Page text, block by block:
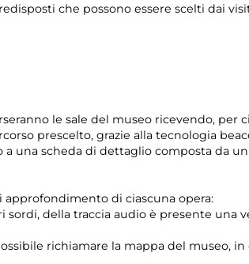
che possono essere scelti dai
le sale del museo ricevendo, per
prescelto, grazie alla tecnologia
una scheda di dettaglio composta da
approfondimento di ciascuna opera:
sordi, della traccia audio è presente una
richiamare la mappa del museo, in